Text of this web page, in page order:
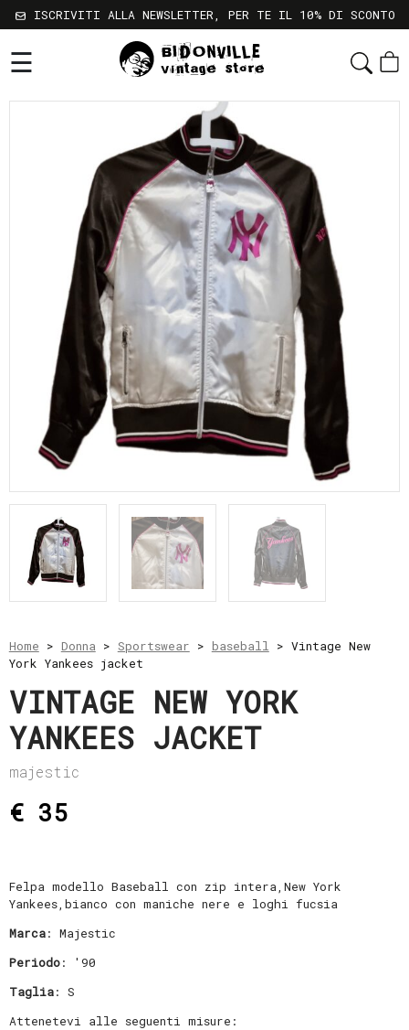
Shop
Chi
Sostenibilità
Servizi
Contatti
Newsletter
Termini
Condizioni
Spedizioni
resi
Metodi
pagamento
Privacy
Policy
Il
ISCRIVITI ALLA NEWSLETTER, PER TE IL 10% DI SCONTO
☰
Home > Donna > Sportswear > baseball > Vintage New
York Yankees jacket
VINTAGE NEW YORK
YANKEES JACKET
majestic
€ 35
Felpa modello Baseball con zip intera,New York
Yankees,bianco con maniche nere e loghi fucsia
Marca: Majestic
Periodo: '90
Taglia: S
Attenetevi alle seguenti misure: